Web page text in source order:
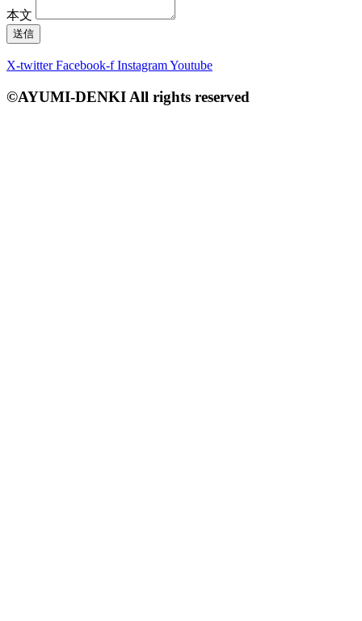
本文
送信
X-twitter Facebook-f InstagramYoutube
©AYUMI-DENKI All rights reserved